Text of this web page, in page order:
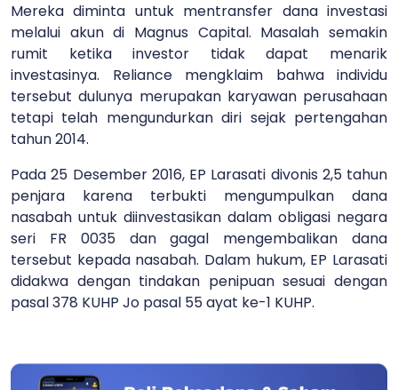
Mereka diminta untuk mentransfer dana investasi
melalui akun di Magnus Capital. Masalah semakin
rumit ketika investor tidak dapat menarik
investasinya. Reliance mengklaim bahwa individu
tersebut dulunya merupakan karyawan perusahaan
tetapi telah mengundurkan diri sejak pertengahan
tahun 2014.
Pada 25 Desember 2016, EP Larasati divonis 2,5 tahun
penjara karena terbukti mengumpulkan dana
nasabah untuk diinvestasikan dalam obligasi negara
seri FR 0035 dan gagal mengembalikan dana
tersebut kepada nasabah. Dalam hukum, EP Larasati
didakwa dengan tindakan penipuan sesuai dengan
pasal 378 KUHP Jo pasal 55 ayat ke-1 KUHP.